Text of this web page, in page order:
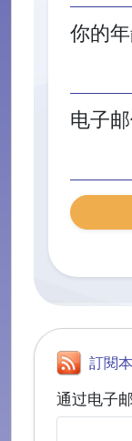
你的
电子
訂閱
通过电子